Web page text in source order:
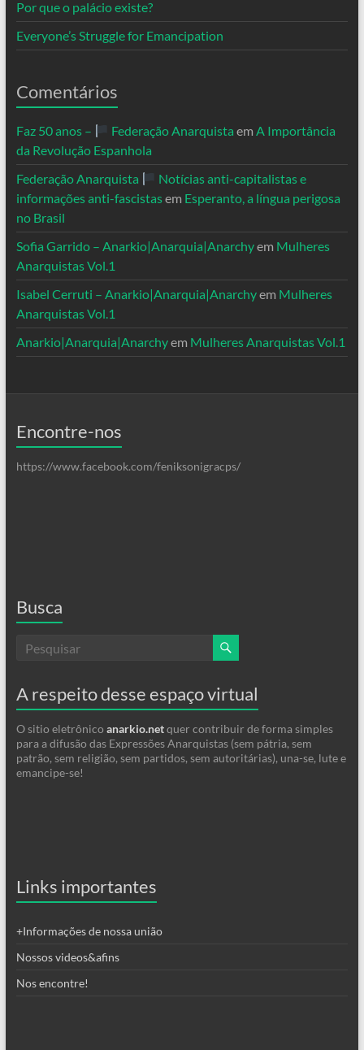
Por que o palácio existe?
Everyone’s Struggle for Emancipation
Comentários
Faz 50 anos – Federação Anarquista em A Importância
da Revolução Espanhola
Federação Anarquista
Notícias anti-capitalistas e
informações anti-fascistasem Esperanto, a língua perigosa
no Brasil
Sofia Garrido – Anarkio|Anarquia|Anarchyem Mulheres
Anarquistas Vol.1
Isabel Cerruti – Anarkio|Anarquia|Anarchyem Mulheres
Anarquistas Vol.1
Anarkio|Anarquia|Anarchyem Mulheres Anarquistas Vol.1
Encontre-nos
https://www.facebook.com/feniksonigracps/
Busca
A respeito desse espaço virtual
O sitio eletrônico anarkio.netquer contribuir de forma simples
para a difusão das Expressões Anarquistas (sem pátria, sem
patrão, sem religião, sem partidos, sem autoritárias), una-se, lute e
emancipe-se!
Links importantes
+Informações de nossa união
Nossos videos&afins
Nos encontre!